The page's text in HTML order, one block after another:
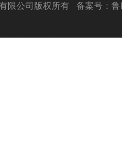
限公司版权所有 备案号：